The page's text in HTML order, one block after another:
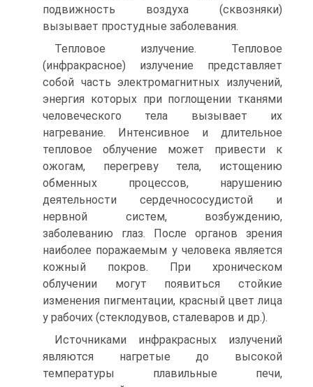
подвижность воздуха (сквозняки)
вызывает простудные заболевания.
Тепловое излучение. Тепловое
(инфракрасное) излучение представляет
собой часть электромагнитных излучений,
энергия которых при поглощении тканями
человеческого тела вызывает их
нагревание. Интенсивное и длительное
тепловое облучение может привести к
ожогам, перегреву тела, истощению
обменных процессов, нарушению
деятельности сердечнососудистой и
нервной систем, возбуждению,
заболеванию глаз. После органов зрения
наиболее поражаемым у человека является
кожный покров. При хроническом
облучении могут появиться стойкие
изменения пигментации, красный цвет лица
у рабочих (стеклодувов, сталеваров и др.).
Источниками инфракрасных излучений
являются нагретые до высокой
температуры плавильные печи,